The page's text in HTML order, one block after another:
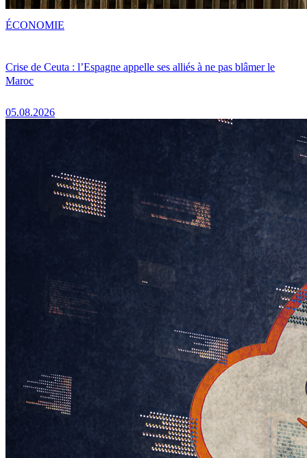
Crise de Ceuta : l’Espagne appelle ses alliés à ne pas blâmer le
Maroc
05.08.2026
ÉCONOMIE